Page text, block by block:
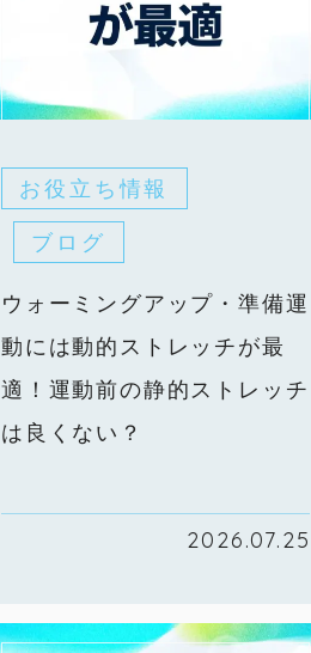
お役立ち情報
ブログ
ウォーミングアップ・準備運
動には動的ストレッチが最
適！運動前の静的ストレッチ
は良くない？
2026.07.25